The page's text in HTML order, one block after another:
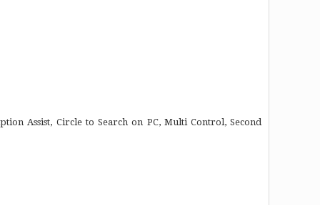
Assist, Circle to Search on PC, Multi Control, Second